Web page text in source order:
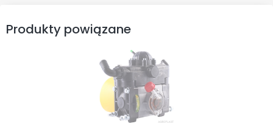
Produkty powiązane